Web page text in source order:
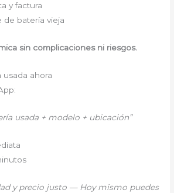
y factura
de batería vieja
sin complicaciones ni riesgos.
usada ahora
usada + modelo + ubicación”
y precio justo — Hoy mismo puedes